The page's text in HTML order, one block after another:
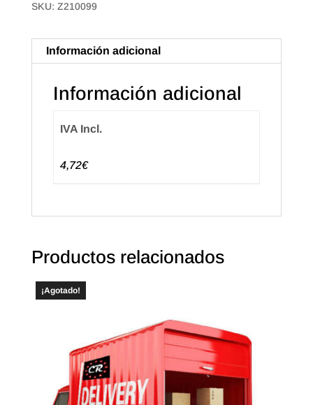
SKU: Z210099
Información adicional
Información adicional
IVA Incl.
4,72€
Productos relacionados
¡Agotado!